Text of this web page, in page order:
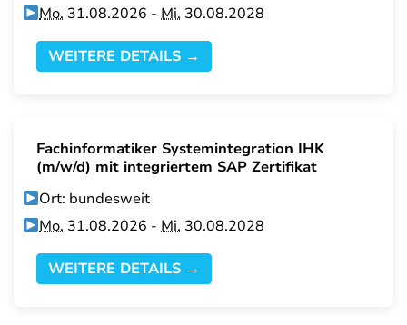
Mo. 31.08.2026 -Mi. 30.08.2028
WEITERE DETAILS →
Fachinformatiker Systemintegration IHK
(m/w/d) mit integriertem SAP Zertifikat
Ort: bundesweit
Mo. 31.08.2026 -Mi. 30.08.2028
WEITERE DETAILS →